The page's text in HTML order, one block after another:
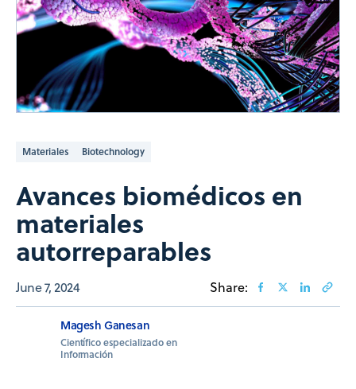
Materiales Biotechnology
Avances biomédicos en
materiales
autorreparables
June 7, 2024 Share:
Magesh Ganesan
Científico especializado en
Información